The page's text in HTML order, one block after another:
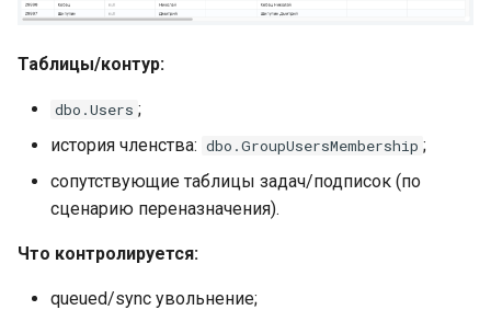
Таблицы/контур:
dbo.Users ;
история членства: dbo.GroupUsersMembership ;
сопутствующие таблицы задач/подписок (по
сценарию переназначения).
Что контролируется:
queued/sync увольнение;